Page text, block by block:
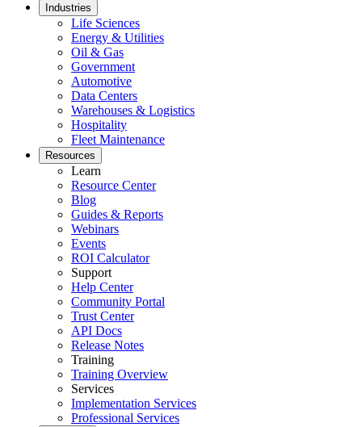
Zustandsüberwachung
Fluke-Sensoren + CMMS — einzigartige Marktkombination
Lagerhäuser
Förderanlagen, Regalsysteme, Verladeausrüstung
Industries
Life Sciences
Energy & Utilities
Oil & Gas
Government
Automotive
Data Centers
Warehouses & Logistics
Hospitality
Fleet Maintenance
Resources
Learn
Resource Center
Blog
Guides & Reports
Webinars
Events
ROI Calculator
Support
Help Center
Community Portal
Trust Center
API Docs
Release Notes
Training
Training Overview
Services
Implementation Services
Professional Services